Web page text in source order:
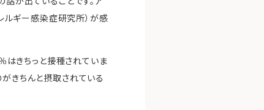
ルギー感染症研究所）が感
はきちっと接種されていま
きちんと摂取されている